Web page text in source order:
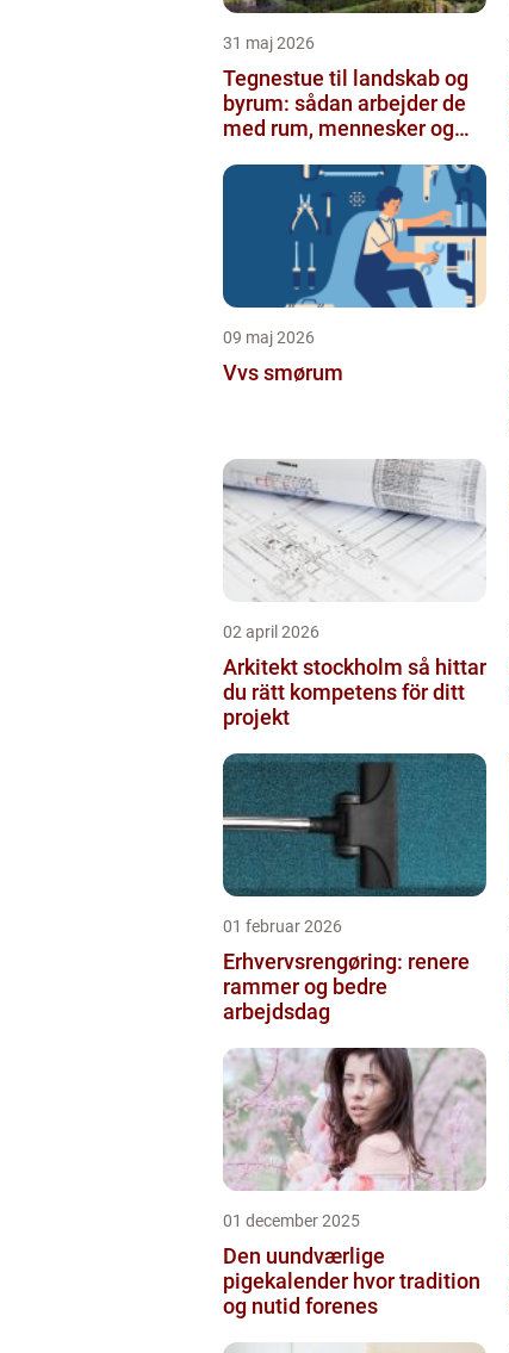
31 maj 2026
Tegnestue til landskab og
byrum: sådan arbejder de
med rum, mennesker og
09 maj 2026
Vvs smørum
02 april 2026
Arkitekt stockholm så hittar
du rätt kompetens för ditt
projekt
01 februar 2026
Erhvervsrengøring: renere
rammer og bedre
arbejdsdag
01 december 2025
Den uundværlige
pigekalender hvor tradition
og nutid forenes